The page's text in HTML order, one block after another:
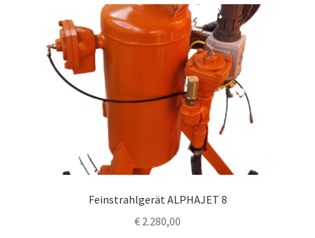
Feinstrahlgerät ALPHAJET 8
€ 2.280,00